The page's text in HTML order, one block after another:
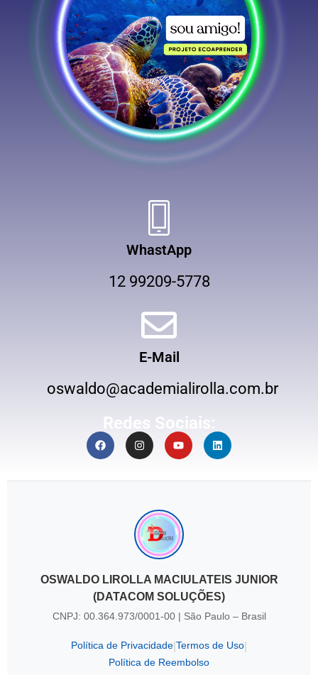
WhastApp
12 99209-5778
E-Mail
oswaldo@academialirolla.com.br
Redes Sociais:
OSWALDO LIROLLA MACIULATEIS JUNIOR
(DATACOM SOLUÇÕES)
CNPJ: 00.364.973/0001-00 | São Paulo – Brasil
Política de Privacidade Termos de Uso
Política de Reembolso